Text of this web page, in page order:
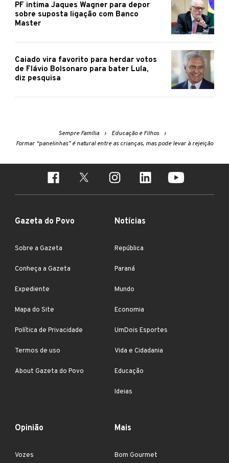
PF intima Jaques Wagner para depor
sobre suposta ligação com Banco
Master
Caiado vira favorito para herdar votos
de Flávio Bolsonaro para bater Lula,
diz pesquisa
Sempre Família
Educação e Filhos
Formar “panelinhas” é natural entre as crianças, mas pode levar à rejeição
Gazeta do Povo
Sobre a Gazeta
Conheça a Gazeta
Expediente
Mapa do Site
Política de Privacidade
Termos de uso
About Gazeta do Povo
Notícias
República
Paraná
Mundo
Economia
UmDois Esportes
Vida e Cidadania
Educação
Ideias
Opinião
Vozes
Mais
Bom Gourmet